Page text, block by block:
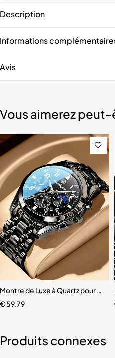
Description
Informations
Avis
Vous aimerez
inoxydable pour femme et fille
Montre de Luxe à Quartz pour
€ 59,79
Produits connexes